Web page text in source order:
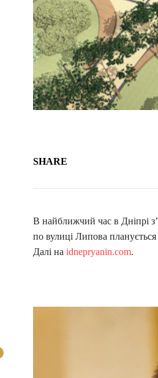
SHARE
В найближчий час в Дніпрі
по вулиці Липова планується
Далі на idnepryanin.com.